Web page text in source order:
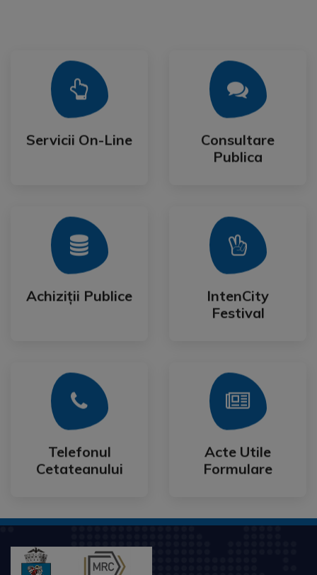
Servicii On-Line
Servicii On-Line
Mai Mult
Consultare
Publica
Consultare
Publica
Mai Mult
Achiziții Publice
Achiziții Publice
Mai Mult
IntenCity
Festival
IntenCity
Festival
Mai Mult
Telefonul
Cetateanului
Telefonul
Cetateanului
Mai Mult
Acte Utile
Formulare
Acte Utile
Formulare
Mai Mult